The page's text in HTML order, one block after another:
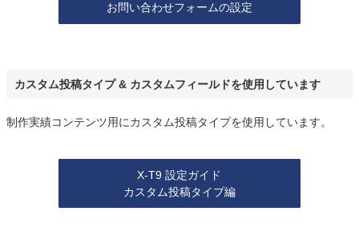
お問い合わせフォームの設定
カスタム投稿タイプ & カスタムフィールドを使用しています
制作実績コンテンツ用にカスタム投稿タイプを使用しています。
X-T9 設定ガイド
カスタム投稿タイプ編